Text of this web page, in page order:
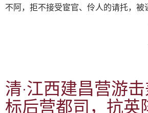
不阿，拒不接受宦官、伶人的请托，被
清·江西建昌营游
标后营都司，抗